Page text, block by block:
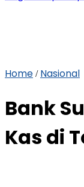
Home / Nasional
Bank
Kas di